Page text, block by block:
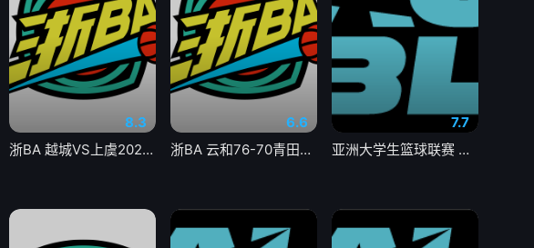
8.3
浙BA 越城VS上虞20260806
6.6
浙BA 云和76-70青田20260807
7.7
亚洲大学生篮球联赛 清华大学VS菲律宾大学20260806